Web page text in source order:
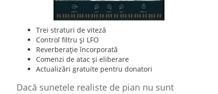
Trei straturi de viteză
Control filtru și LFO
Reverberație încorporată
Comenzi de atac și eliberare
Actualizări gratuite pentru donatori
Dacă sunetele realiste de pian nu sunt